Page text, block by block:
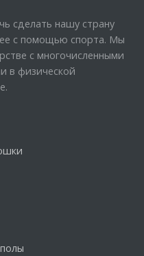
сделать нашу страну
с помощью спорта. Мы
с многочисленными
в физической